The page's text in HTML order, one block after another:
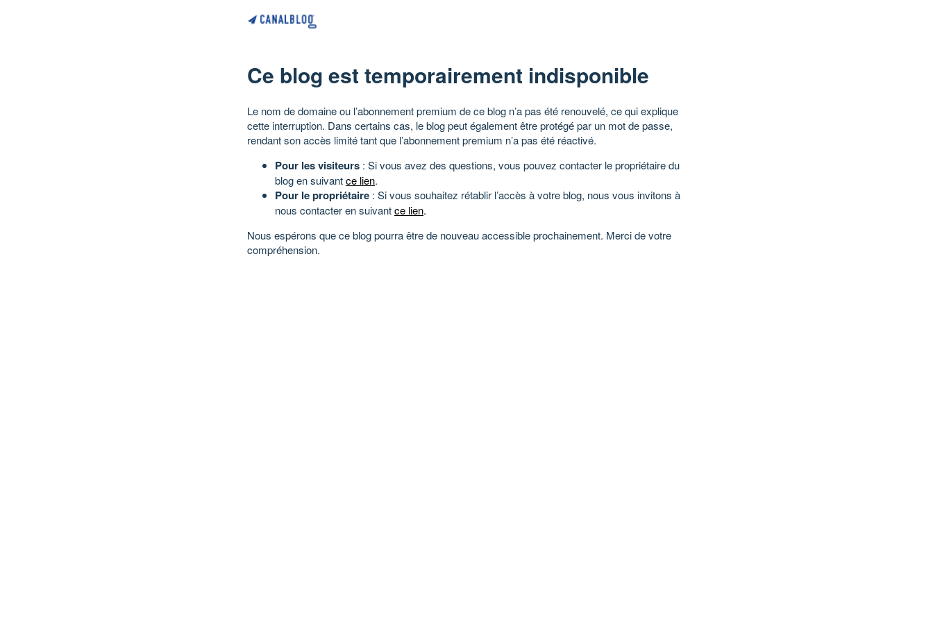
Ce blog est temporairement indisponible
Le nom de domaine ou l’abonnement premium de ce blog n’a pas été renouvelé, ce qui explique
cette interruption. Dans certains cas, le blog peut également être protégé par un mot de passe,
rendant son accès limité tant que l’abonnement premium n’a pas été réactivé.
Pour les visiteurs : Si vous avez des questions, vous pouvez contacter le propriétaire du
blog en suivantce lien.
Pour le propriétaire : Si vous souhaitez rétablir l’accès à votre blog, nous vous invitons à
nous contacter en suivantce lien.
Nous espérons que ce blog pourra être de nouveau accessible prochainement. Merci de votre
compréhension.